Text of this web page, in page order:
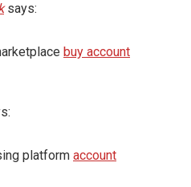
says:
buy account
platform account